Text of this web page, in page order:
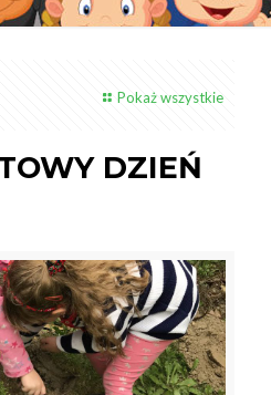
Pokaż wszystkie
DZIEŃ